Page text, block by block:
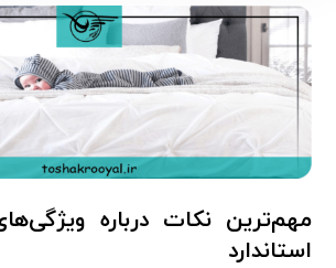
مهم‌ترین نکات درباره
استاندارد